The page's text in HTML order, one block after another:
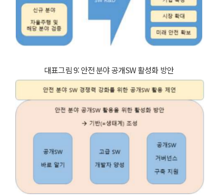
대표그림 9: 안전 분야 공개SW 활성화 방안